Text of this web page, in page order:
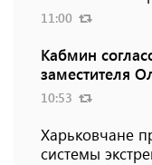
11:00
Кабмин
заместителя
10:53
Харьковчане
системы